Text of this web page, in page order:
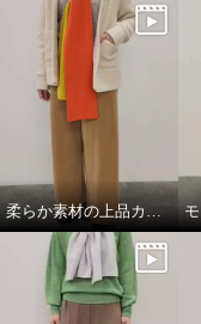
柔らか素材の上品カジュアルスタイル